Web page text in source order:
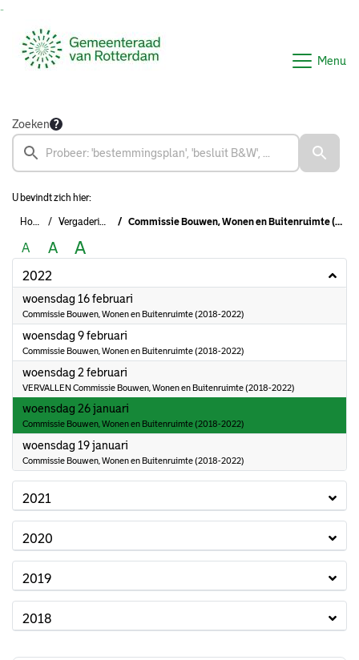
Menu
Zoeken
U bevindt zich hier:
Home Vergaderingen Commissie Bouwen, Wonen en Buitenruimte (2018-2022)
A A A
2022
woensdag 16 februari
Commissie Bouwen, Wonen en Buitenruimte (2018-2022)
woensdag 9 februari
Commissie Bouwen, Wonen en Buitenruimte (2018-2022)
woensdag 2 februari
VERVALLEN Commissie Bouwen, Wonen en Buitenruimte (2018-2022)
woensdag 26 januari
Commissie Bouwen, Wonen en Buitenruimte (2018-2022)
woensdag 19 januari
Commissie Bouwen, Wonen en Buitenruimte (2018-2022)
2021
2020
2019
2018